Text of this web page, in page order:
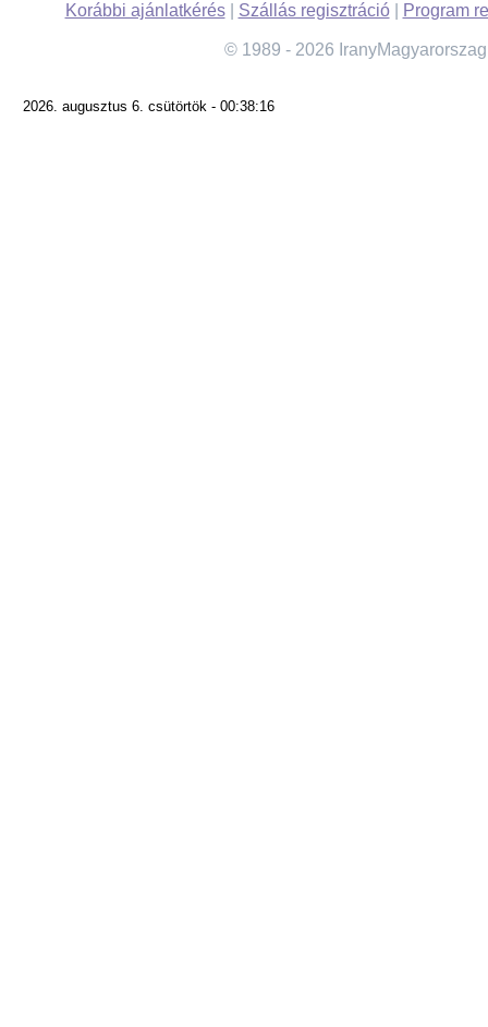
Korábbi ajánlatkérés| Szállás regisztráció| Program
© 1989 - 2026
2026. augusztus 6. csütörtök - 00:38:16